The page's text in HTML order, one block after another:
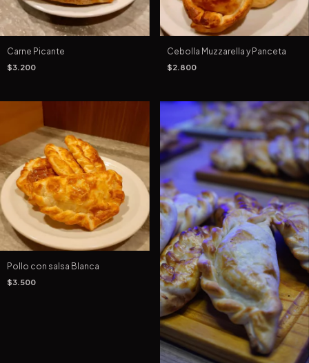
Carne Picante
$3.200
Cebolla Muzzarella y Panceta
$2.800
Pollo con salsa Blanca
$3.500